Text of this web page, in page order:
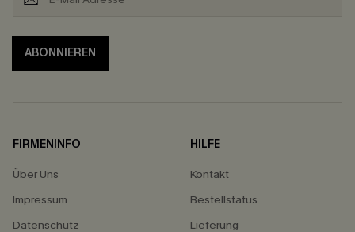
ABONNIEREN
FIRMENINFO
Über Uns
Impressum
Datenschutz
HILFE
Kontakt
Bestellstatus
Lieferung